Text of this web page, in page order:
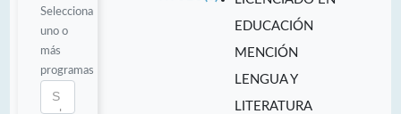
Selecciona
uno o
más
programas
EDUCACIÓN
MENCIÓN
LENGUA Y
LITERATURA